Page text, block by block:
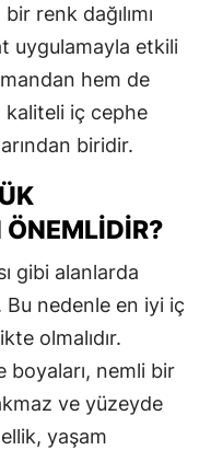
renk dağılımı
uygulamayla etkili
hem de
iç cephe
biridir.
gibi alanlarda
nedenle en iyi iç
olmalıdır.
boyaları, nemli bir
ve yüzeyde
yaşam